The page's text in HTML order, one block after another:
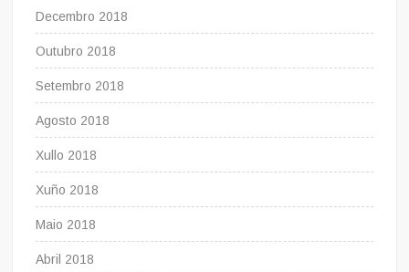
Decembro 2018
Outubro 2018
Setembro 2018
Agosto 2018
Xullo 2018
Xuño 2018
Maio 2018
Abril 2018